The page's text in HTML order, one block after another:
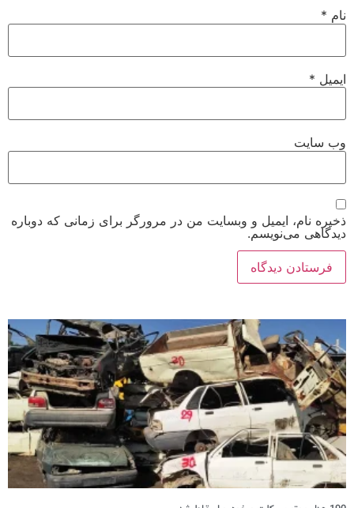
نام*
ایمیل*
وب‌ سایت
ذخیره نام، ایمیل و وبسایت من در مرورگر برای زمانی که دوباره
دیدگاهی می‌نویسم.